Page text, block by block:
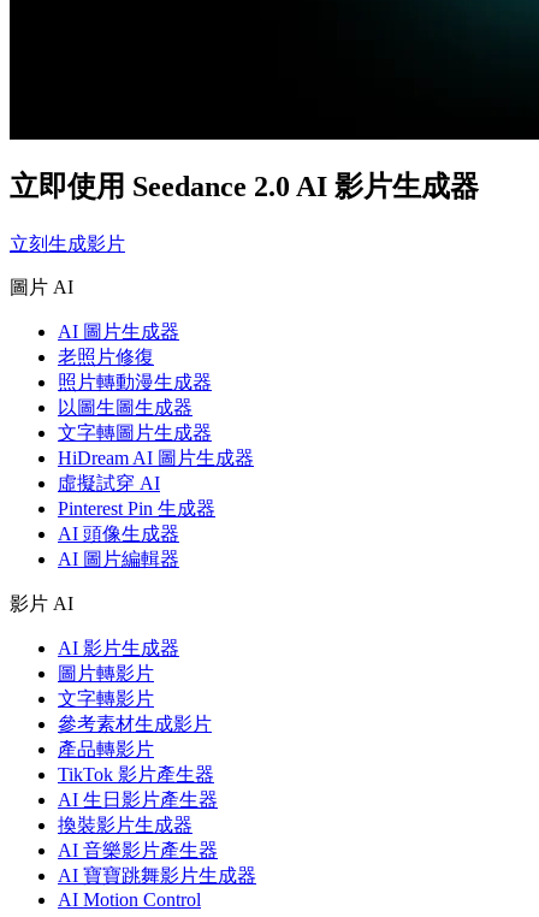
立即使用 Seedance 2.0 AI 影片生成器
立刻生成影片
圖片 AI
AI 圖片生成器
老照片修復
照片轉動漫生成器
以圖生圖生成器
文字轉圖片生成器
HiDream AI 圖片生成器
虛擬試穿 AI
Pinterest Pin 生成器
AI 頭像生成器
AI 圖片編輯器
影片 AI
AI 影片生成器
圖片轉影片
文字轉影片
參考素材生成影片
產品轉影片
TikTok 影片產生器
AI 生日影片產生器
換裝影片生成器
AI 音樂影片產生器
AI 寶寶跳舞影片生成器
AI Motion Control